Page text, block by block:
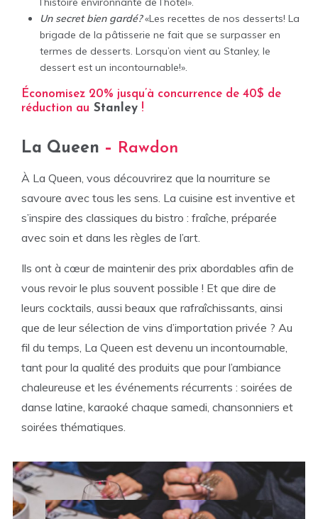
Un secret bien gardé?«Les recettes de nos desserts! La
brigade de la pâtisserie ne fait que se surpasser en
termes de desserts. Lorsqu’on vient au Stanley, le
dessert est un incontournable!».
Économisez 20% jusqu’à concurrence de 40$ de
réduction au Stanley !
La Queen – Rawdon
À La Queen, vous découvrirez que la nourriture se
savoure avec tous les sens. La cuisine est inventive et
s’inspire des classiques du bistro : fraîche, préparée
avec soin et dans les règles de l’art.
Ils ont à cœur de maintenir des prix abordables afin de
vous revoir le plus souvent possible ! Et que dire de
leurs cocktails, aussi beaux que rafraîchissants, ainsi
que de leur sélection de vins d’importation privée ? Au
fil du temps, La Queen est devenu un incontournable,
tant pour la qualité des produits que pour l’ambiance
chaleureuse et les événements récurrents : soirées de
danse latine, karaoké chaque samedi, chansonniers et
soirées thématiques.